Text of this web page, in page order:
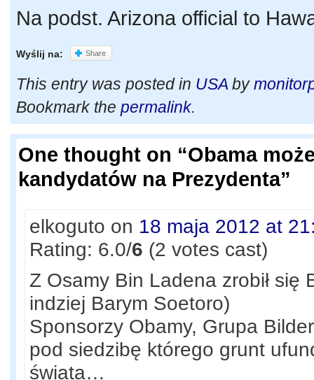
Na podst. Arizona official to
Wyślij na: Share
This entry was posted in USA by
Bookmark the permalink.
One thought on “Obama
kandydatów na Prezydenta”
elkoguto on 18 maja 2012 at
Rating: 6.0/6 (2 votes cast)
Z Osamy Bin Ladena zrobił się
indziej Barym Soetoro)
Sponsorzy Obamy, Grupa
pod siedzibę którego grunt
świata…